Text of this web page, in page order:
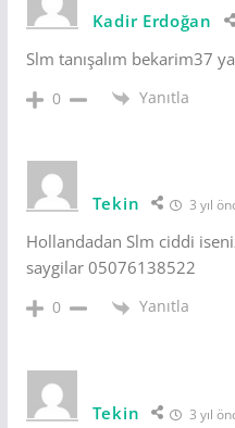
Kadir Erdoğan
Slm tanışalım bekarim37
0 Yanıtla
Tekin 3 yıl
Hollandadan Slm ciddi
saygilar 05076138522
0 Yanıtla
Tekin 3 yıl